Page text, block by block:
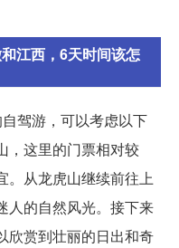
江西，6天时间该怎
驾游，可以考虑以下
，这里的门票相对较
。从龙虎山继续前往上
人的自然风光。接下来
欣赏到壮丽的日出和奇